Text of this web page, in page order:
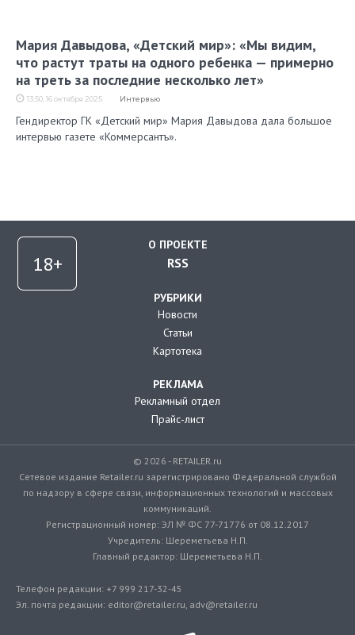
Мария Давыдова, «Детский мир»: «Мы видим,
что растут траты на одного ребенка — примерно
на треть за последние несколько лет»
13:50, 16 октября 2025 Интервью
Гендиректор ГК «Детский мир» Мария Давыдова дала большое
интервью газете «Коммерсантъ».
О ПРОЕКТЕ
RSS
РУБРИКИ
Новости
Статьи
Картотека
РЕКЛАМА
Рекламный отдел
Прайс-лист
© 2026 - RETAILER.ru
Сетевое издание Retailer.ru зарегистрировано Федеральной службой
по надзору в сфере связи, информационных технологий и массовых
коммуникаций.
Регистрационный номер: ЭЛ № ФС 77-71776 от 08.12.2017
Учредитель: Шереметьева Н.П.
Главный редактор: Шереметьева Н.П.
Телефон редакции: +7 999 217-32-45
Эл. почта редакции: editor@retailer.ru, adv@retailer.ru